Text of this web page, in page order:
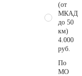
(от
МКАД
до 50
км)
4.000
руб.
По
МО